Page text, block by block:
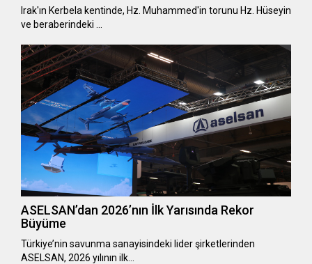
Irak'ın Kerbela kentinde, Hz. Muhammed'in torunu Hz. Hüseyin
ve beraberindeki …
ASELSAN’dan 2026’nın İlk Yarısında Rekor
Büyüme
Türkiye’nin savunma sanayisindeki lider şirketlerinden
ASELSAN, 2026 yılının ilk…